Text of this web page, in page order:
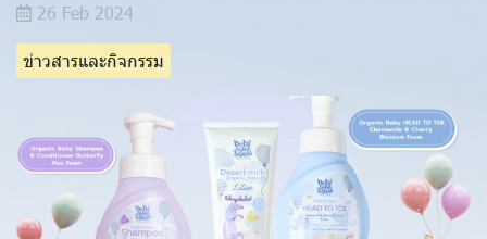
26 Feb 2024
ข่าวสารและกิจกรรม